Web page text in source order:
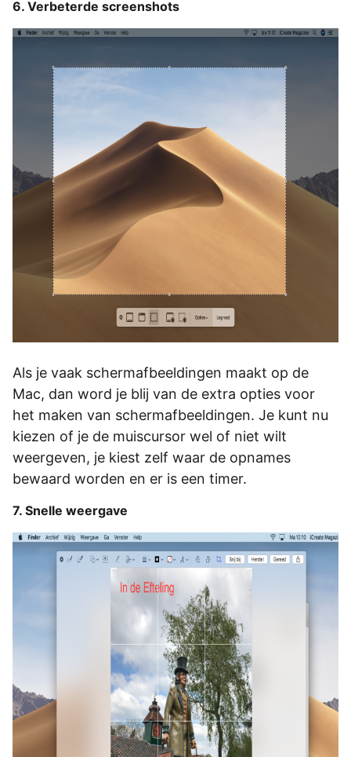
6. Verbeterde screenshots
Als je vaak schermafbeeldingen maakt op de
Mac, dan word je blij van de extra opties voor
het maken van schermafbeeldingen. Je kunt nu
kiezen of je de muiscursor wel of niet wilt
weergeven, je kiest zelf waar de opnames
bewaard worden en er is een timer.
7. Snelle weergave